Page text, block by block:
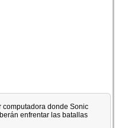
donde Sonic
enfrentar las batallas